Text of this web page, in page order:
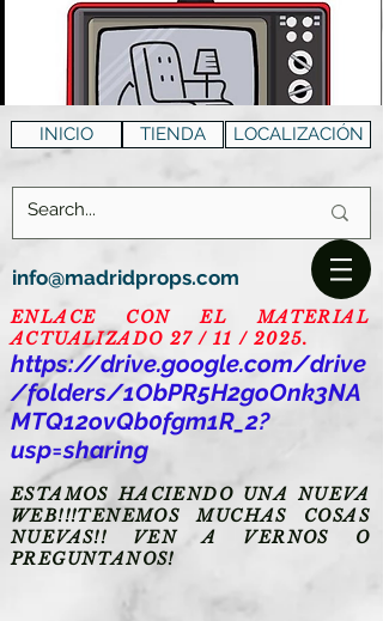
INICIO TIENDA LOCALIZACIÓN
info@madridprops.com
ENLACE CON EL MATERIAL
ACTUALIZADO 27 / 11 / 2025.
https://drive.google.com/drive
/folders/1ObPR5H2goOnk3NA
MTQ12ovQb0fgm1R_2?
usp=sharing
ESTAMOS HACIENDO UNA NUEVA
WEB!!!TENEMOS MUCHAS COSAS
NUEVAS!! VEN A VERNOS O
PREGUNTANOS!